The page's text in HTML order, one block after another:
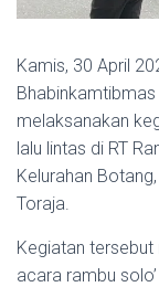
Kamis, 30 April
melaksanakan
lalu lintas di RT
Kelurahan
Toraja.
Kegiatan
acara rambu